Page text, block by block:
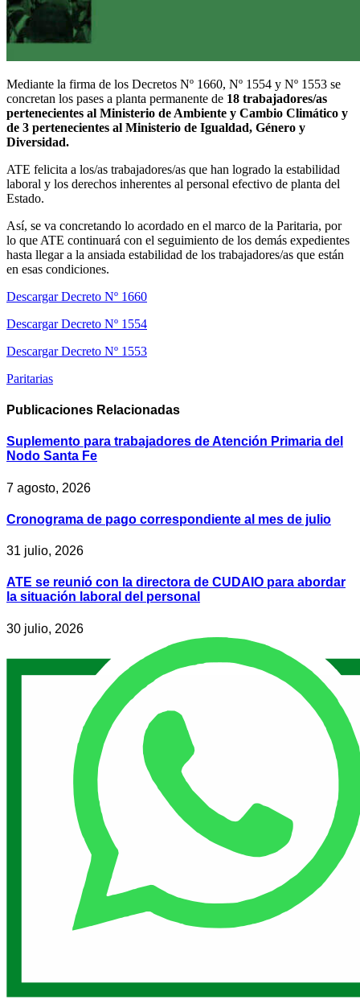
Mediante la firma de los Decretos Nº 1660, Nº 1554 y Nº 1553 se
concretan los pases a planta permanente de 18 trabajadores/as
pertenecientes al Ministerio de Ambiente y Cambio Climático y
de 3 pertenecientes al Ministerio de Igualdad, Género y
Diversidad.
ATE felicita a los/as trabajadores/as que han logrado la estabilidad
laboral y los derechos inherentes al personal efectivo de planta del
Estado.
Así, se va concretando lo acordado en el marco de la Paritaria, por
lo que ATE continuará con el seguimiento de los demás expedientes
hasta llegar a la ansiada estabilidad de los trabajadores/as que están
en esas condiciones.
Descargar Decreto Nº 1660
Descargar Decreto Nº 1554
Descargar Decreto Nº 1553
Paritarias
Publicaciones Relacionadas
Suplemento para trabajadores de Atención Primaria del
Nodo Santa Fe
7 agosto, 2026
Cronograma de pago correspondiente al mes de julio
31 julio, 2026
ATE se reunió con la directora de CUDAIO para abordar
la situación laboral del personal
30 julio, 2026